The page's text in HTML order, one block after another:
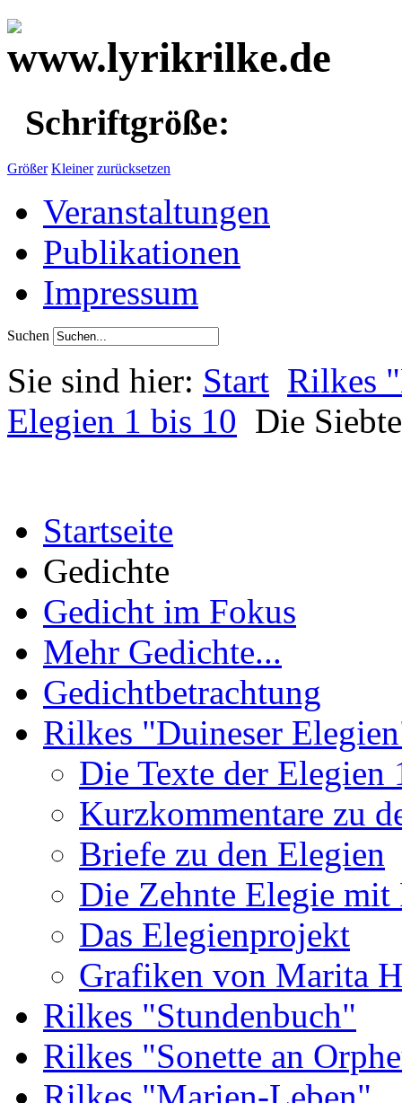
Schriftgröße:
Größer Kleiner zurücksetzen
Veranstaltungen
Publikationen
Impressum
Suchen
Sie sind hier: Start Rilkes
Elegien 1 bis 10 Die
Startseite
Gedichte
Gedicht im Fokus
Mehr Gedichte...
Gedichtbetrachtung
Rilkes "Duineser
Die Texte der Elegien
Kurzkommentare zu
Briefe zu den Elegien
Die Zehnte Elegie
Das Elegienprojekt
Grafiken von Marita
Rilkes "Stundenbuch"
Rilkes "Sonette an